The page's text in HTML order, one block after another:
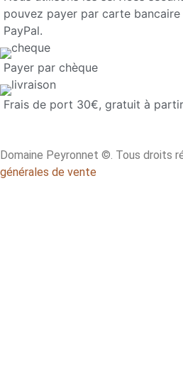
pouvez payer par carte
PayPal.
Payer par chèque
Frais de port 30€, gratuit à
Domaine Peyronnet ©. Tous droits
générales de vente